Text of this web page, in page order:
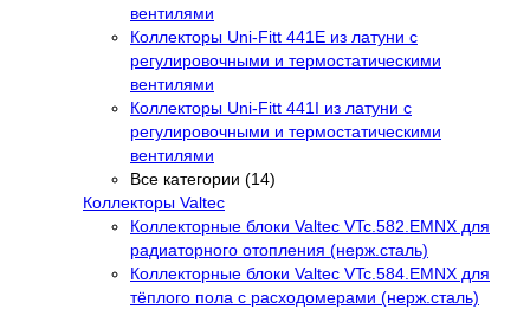
вентилями
Коллекторы Uni-Fitt 441E из латуни с
регулировочными и термостатическими
вентилями
Коллекторы Uni-Fitt 441I из латуни с
регулировочными и термостатическими
вентилями
Все категории (14)
Коллекторы Valtec
Коллекторные блоки Valtec VTc.582.EMNX для
радиаторного отопления (нерж.сталь)
Коллекторные блоки Valtec VTc.584.EMNX для
тёплого пола с расходомерами (нерж.сталь)